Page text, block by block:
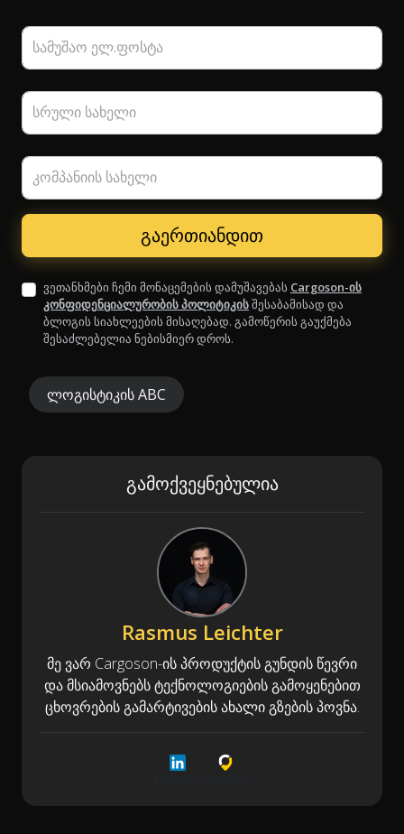
სამუშაო ელ.ფოსტა
სრული სახელი
კომპანიის სახელი
ვეთანხმები ჩემი მონაცემების დამუშავებას Cargoson-ის
კონფიდენციალურობის პოლიტიკისშესაბამისად და
ბლოგის სიახლეების მისაღებად. გამოწერის გაუქმება
შესაძლებელია ნებისმიერ დროს.
ლოგისტიკის ABC
გამოქვეყნებულია
Rasmus Leichter
მე ვარ Cargoson-ის პროდუქტის გუნდის წევრი
და მსიამოვნებს ტექნოლოგიების გამოყენებით
ცხოვრების გამარტივების ახალი გზების პოვნა.